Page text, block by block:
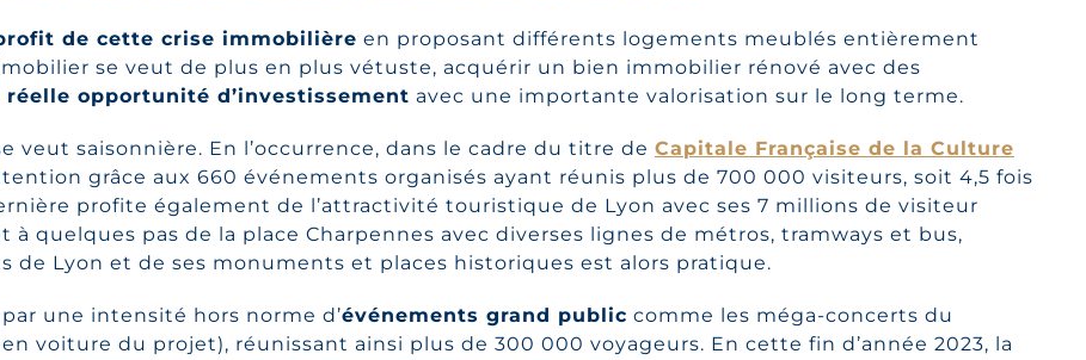
de cette crise immobilière en proposant différents logements meublés entièrement
se veut de plus en plus vétuste, acquérir un bien immobilier rénové avec des
réelle opportunité d’investissement avec une importante valorisation sur le long terme.
veut saisonnière. En l’occurrence, dans le cadre du titre de Capitale Française de la Culture
grâce aux 660 événements organisés ayant réunis plus de 700 000 visiteurs, soit 4,5 fois
profite également de l’attractivité touristique de Lyon avec ses 7 millions de visiteur
quelques pas de la place Charpennes avec diverses lignes de métros, tramways et bus,
de Lyon et de ses monuments et places historiques est alors pratique.
une intensité hors norme d’événements grand public comme les méga-concerts du
voiture du projet), réunissant ainsi plus de 300 000 voyageurs. En cette fin d’année 2023, la